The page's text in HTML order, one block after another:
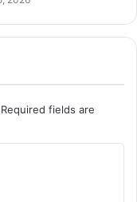
Required fields are